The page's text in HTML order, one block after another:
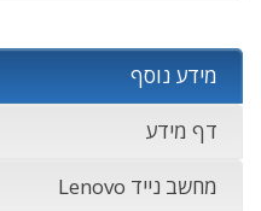
מידע נוסף
דף מידע
מחשב נייד Lenovo